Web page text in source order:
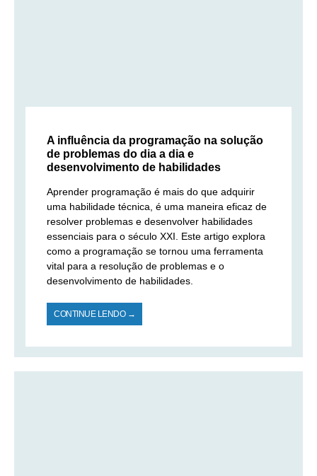
A influência da programação na solução
de problemas do dia a dia e
desenvolvimento de habilidades
Aprender programação é mais do que adquirir
uma habilidade técnica, é uma maneira eficaz de
resolver problemas e desenvolver habilidades
essenciais para o século XXI. Este artigo explora
como a programação se tornou uma ferramenta
vital para a resolução de problemas e o
desenvolvimento de habilidades.
CONTINUE LENDO →